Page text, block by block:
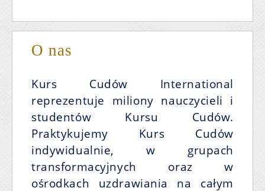
O nas
Kurs Cudów International
reprezentuje miliony nauczycieli i
studentów Kursu Cudów.
Praktykujemy Kurs Cudów
indywidualnie, w grupach
transformacyjnych oraz w
ośrodkach uzdrawiania na całym